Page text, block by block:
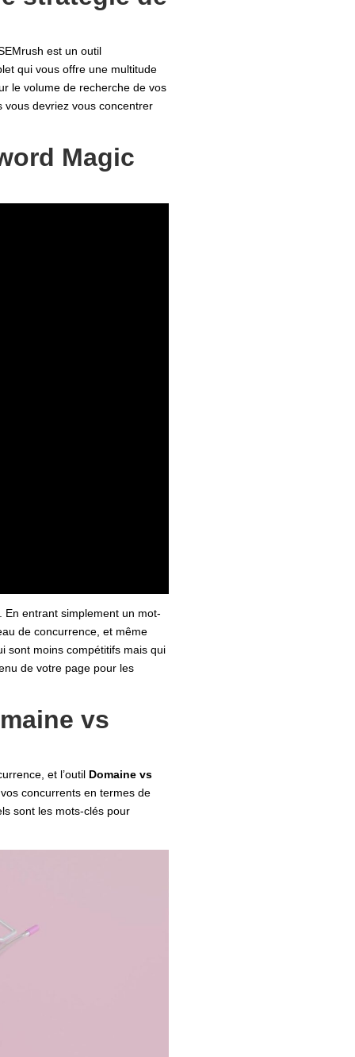
est un outil
qui vous offre une multitude
le volume de recherche de vos
vous devriez vous concentrer
Magic
entrant simplement un mot-
de concurrence, et même
sont moins compétitifs mais qui
de votre page pour les
vs
et l’outil Domaine vs
concurrents en termes de
sont les mots-clés pour